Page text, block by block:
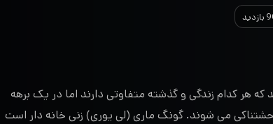
که هر کدام زندگی و گذشته متفاوتی دارند اما در یک برهه
می شوند. گونگ ماری (لی یوری) زنی خانه دار است